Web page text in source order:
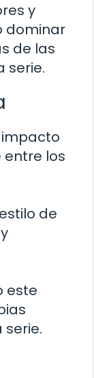
y
dominar
de las
serie.
impacto
los
de
este